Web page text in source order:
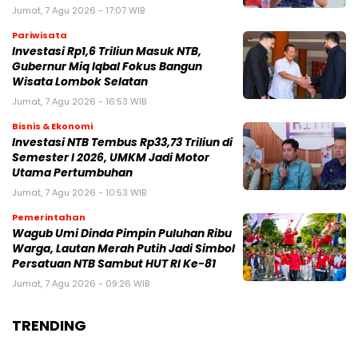
Jumat, 7 Agu 2026 - 17:07 WIB
Pariwisata
Investasi Rp1,6 Triliun Masuk NTB,
Gubernur Miq Iqbal Fokus Bangun
Wisata Lombok Selatan
Jumat, 7 Agu 2026 - 16:53 WIB
Bisnis & Ekonomi
Investasi NTB Tembus Rp33,73 Triliun di
Semester I 2026, UMKM Jadi Motor
Utama Pertumbuhan
Jumat, 7 Agu 2026 - 10:53 WIB
Pemerintahan
Wagub Umi Dinda Pimpin Puluhan Ribu
Warga, Lautan Merah Putih Jadi Simbol
Persatuan NTB Sambut HUT RI Ke-81
Jumat, 7 Agu 2026 - 09:26 WIB
TRENDING